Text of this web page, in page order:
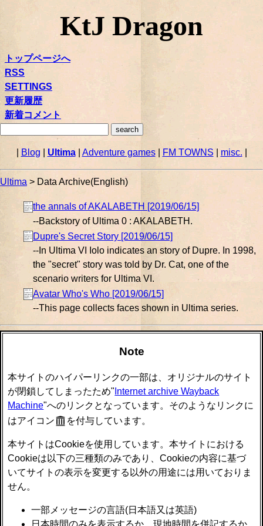
KtJ Dragon
トップページへ
RSS
SETTINGS
更新履歴
新着コメント
Blog Ultima| Adventure games| FM TOWNS| misc.
Ultima > Data Archive(English)
the annals of AKALABETH [2019/06/15]
--Backstory of Ultima 0 : AKALABETH.
Dupre's Secret Story [2019/06/15]
--In Ultima VI Iolo indicates an story of Dupre. In 1998,
the "secret" story was told by Dr. Cat, one of the
scenario writers for Ultima VI.
Avatar Who's Who [2019/06/15]
--This page collects faces shown in Ultima series.
Note
本サイトのハイパーリンクの一部は、オリジナルのサイト
が閉鎖してしまったため" Internet archive Wayback
Machine"へのリンクとなっています。そのようなリンクに
はアイコン
を付与しています。
本サイトはCookieを使用しています。本サイトにおける
Cookieは以下の三種類のみであり、Cookieの内容に基づ
いてサイトの表示を変更する以外の用途には用いておりま
せん。
一部メッセージの言語(日本語又は英語)
日本時間のみを表示するか、現地時間を併記するか